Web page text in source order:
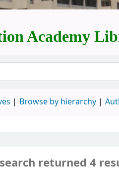
Academy
Browse by hierarchy
returned 4